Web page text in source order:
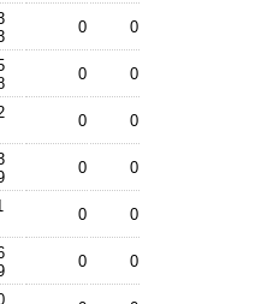
0 0
0 0
0 0
0 0
0 0
0 0